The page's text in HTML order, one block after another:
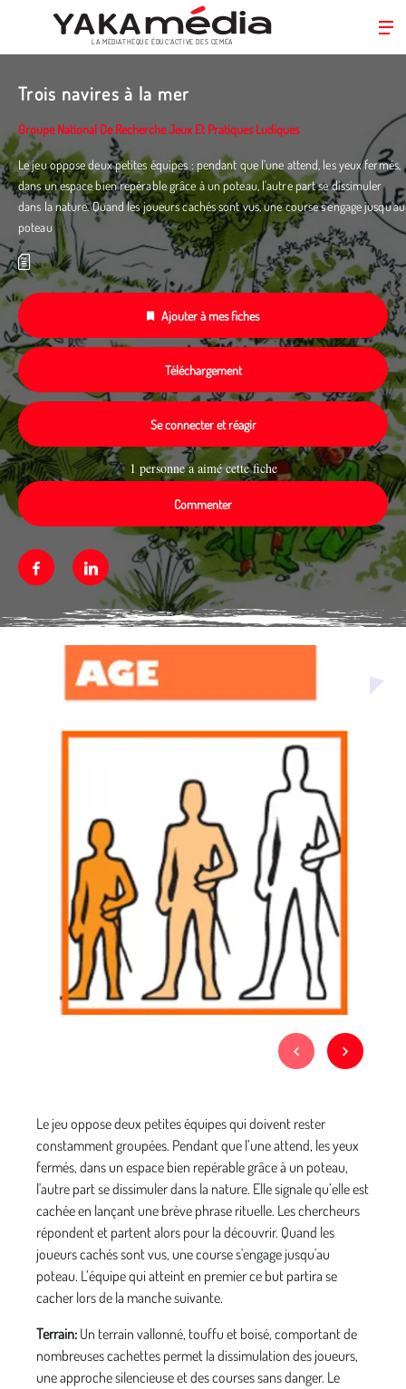
principal
LA MÉDIATHÈQUE ÉDUC’ACTIVE DES CEMÉA
Trois navires à la mer
Groupe National De Recherche Jeux Et Pratiques Ludiques
Le jeu oppose deux petites équipes : pendant que l’une attend, les yeux fermés,
dans un espace bien repérable grâce à un poteau, l'autre part se dissimuler
dans la nature. Quand les joueurs cachés sont vus, une course s'engage jusqu'au
poteau
Ajouter à mes fiches
Téléchargement
Se connecter et réagir
1 personne a aimé cette fiche
Commenter
FacebookLinkedin
Média secondaire
Le jeu oppose deux petites équipes qui doivent rester
constamment groupées. Pendant que l’une attend, les yeux
fermés, dans un espace bien repérable grâce à un poteau,
l'autre part se dissimuler dans la nature. Elle signale qu’elle est
cachée en lançant une brève phrase rituelle. Les chercheurs
répondent et partent alors pour la découvrir. Quand les
joueurs cachés sont vus, une course s'engage jusqu'au
poteau. L’équipe qui atteint en premier ce but partira se
cacher lors de la manche suivante.
Terrain: Un terrain vallonné, touffu et boisé, comportant de
nombreuses cachettes permet la dissimulation des joueurs,
une approche silencieuse et des courses sans danger. Le